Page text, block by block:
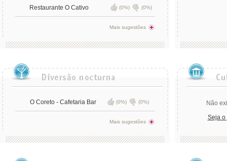
Restaurante O Cativo (0%) (0%)
Mais sugestões
O Coreto - Cafetaria Bar (0%) (0%)
Mais sugestões
Não
Seja o